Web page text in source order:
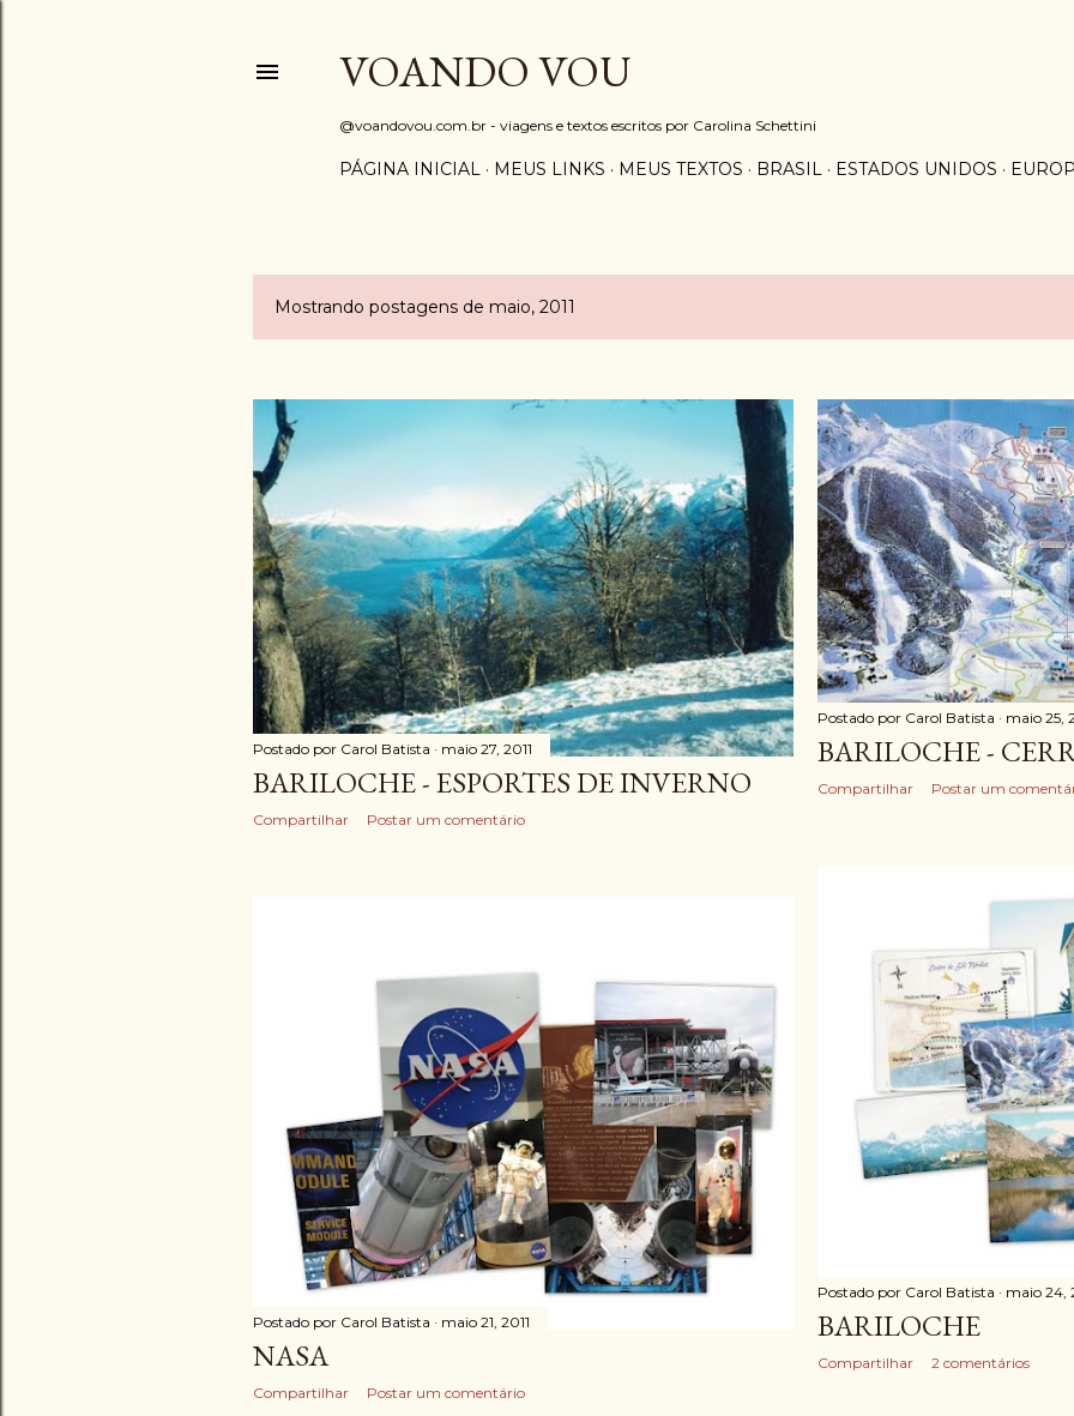
VOANDO VOU
@voandovou.com.br - viagens e textos escritos por Carolina Schettini
PÁGINA INICIAL MEUS LINKS MEUS TEXTOS BRASIL ESTADOS UNIDOS
P
s
t
a
g
e
n
s
Mostrando postagens de maio, 2011
Postado por Carol Batista maio 27, 2011
BARILOCHE - ESPORTES DE INVERNO
Compartilhar Postar um comentário
Postado por Carol Batista maio 25,
BARILOCHE -
Compartilhar Postar um
Postado por Carol Batista maio 24,
BARILOCHE
Compartilhar 2 comentários
Postado por Carol Batista maio 21, 2011
NASA
Compartilhar Postar um comentário